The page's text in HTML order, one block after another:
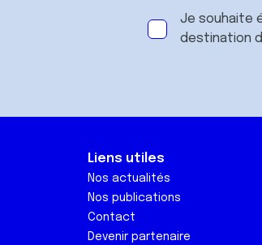
Je souhaite
destination
Liens utiles
Nos actualités
Nos publications
Contact
Devenir partenaire